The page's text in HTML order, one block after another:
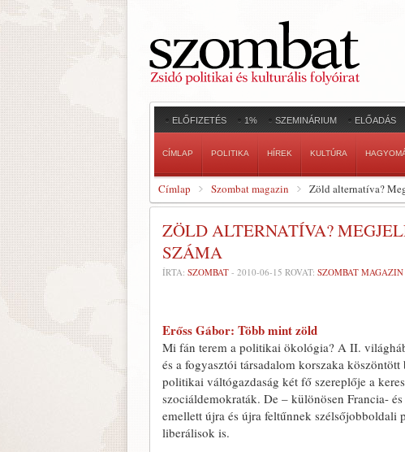
ELŐFIZETÉS 1% SZEMINÁRIUM ELŐADÁS
CÍMLAP POLITIKA HÍREK KULTÚRA
Címlap Szombat magazin Zöld alternatíva?
ZÖLD ALTERNATÍVA?
SZÁMA
ÍRTA: SZOMBAT - 2010-06-15 ROVAT: SZOMBAT MAGAZIN
Erőss Gábor: Több mint zöld
Mi fán terem a politikai ökológia? A II.
és a fogyasztói társadalom korszaka
politikai váltógazdaság két fő szereplője a
szociáldemokraták. De – különösen Francia-
emellett újra és újra feltűnnek
liberálisok is.